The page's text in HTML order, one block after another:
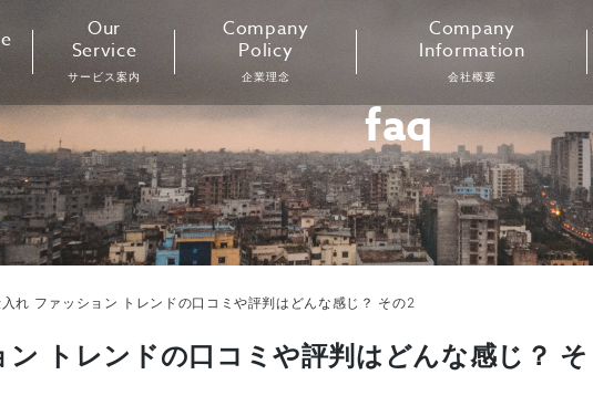
Our
Service
サービス案内
Company
Policy
企業理念
Company
Information
会社概要
faq
れ ファッション トレンドの口コミや評判はどんな感じ？ その2
トレンドの口コミや評判はどんな感じ？ そ